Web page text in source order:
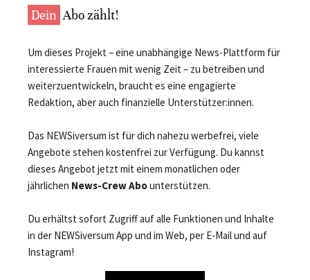
Dein Abo zählt!
Um dieses Projekt – eine unabhängige News-Plattform für
interessierte Frauen mit wenig Zeit – zu betreiben und
weiterzuentwickeln, braucht es eine engagierte
Redaktion, aber auch finanzielle Unterstützer:innen.
Das NEWSiversum ist für dich nahezu werbefrei, viele
Angebote stehen kostenfrei zur Verfügung. Du kannst
dieses Angebot jetzt mit einem monatlichen oder
jährlichen News-Crew Abounterstützen.
Du erhältst sofort Zugriff auf alle Funktionen und Inhalte
in der NEWSiversum App und im Web, per E-Mail und auf
Instagram!